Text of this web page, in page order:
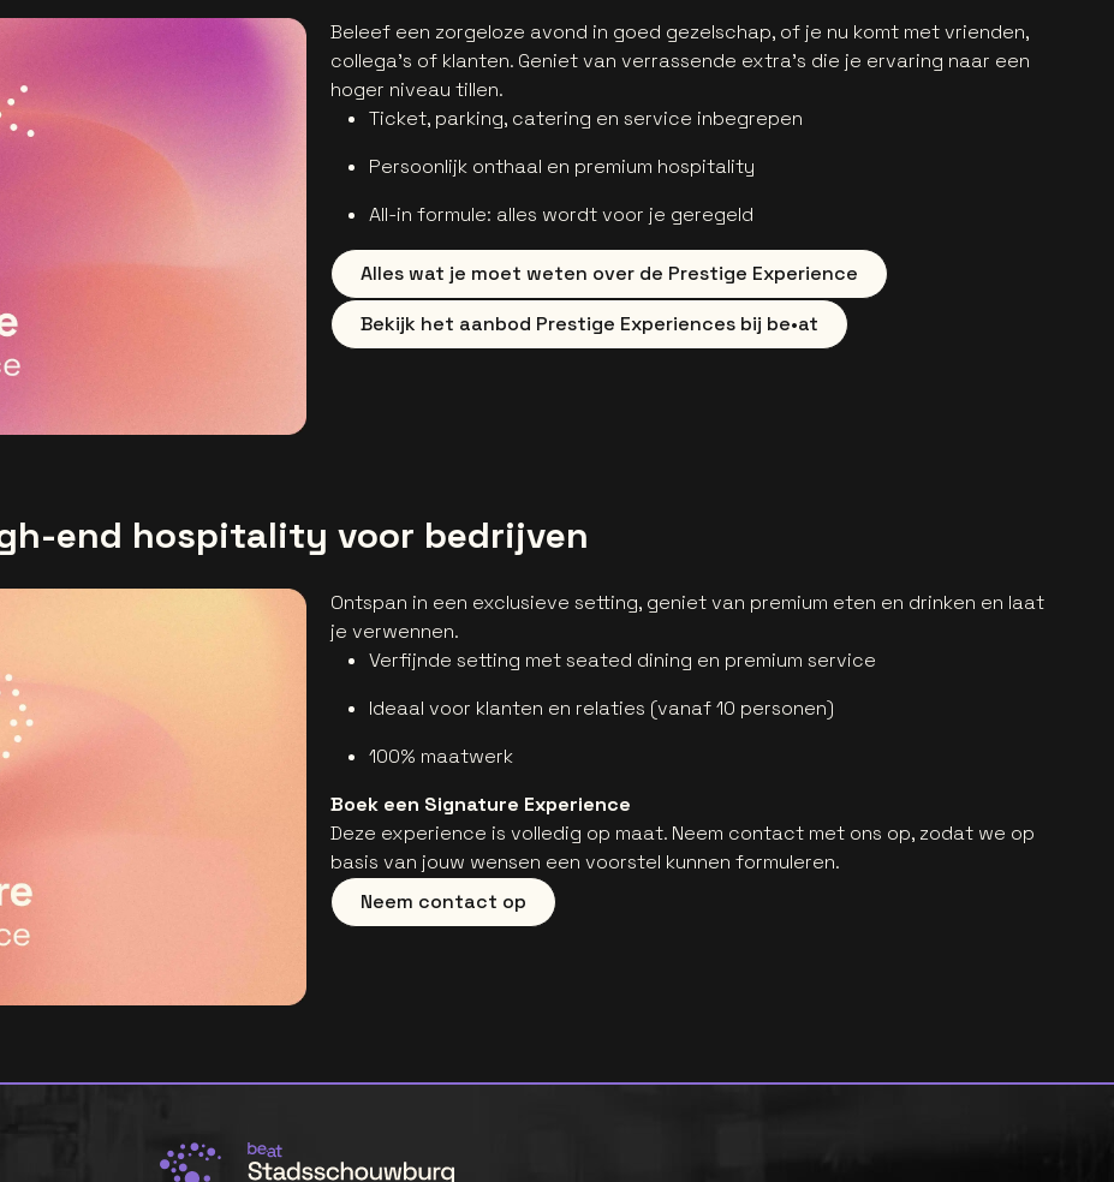
Beleef een zorgeloze avond in goed gezelschap, of je nu komt met vrienden,
collega’s of klanten. Geniet van verrassende extra’s die je ervaring naar een
hoger niveau tillen.
Ticket, parking, catering en service inbegrepen
Persoonlijk onthaal en premium hospitality
All-in formule: alles wordt voor je geregeld
Alles wat je moet weten over de Prestige Experience
Bekijk het aanbod Prestige Experiences bij be•at
end hospitality voor bedrijven
Ontspan in een exclusieve setting, geniet van premium eten en drinken en laat
je verwennen.
Verfijnde setting met seated dining en premium service
Ideaal voor klanten en relaties (vanaf 10 personen)
100% maatwerk
Boek een Signature Experience
Deze experience is volledig op maat. Neem contact met ons op, zodat we op
basis van jouw wensen een voorstel kunnen formuleren.
Neem contact op